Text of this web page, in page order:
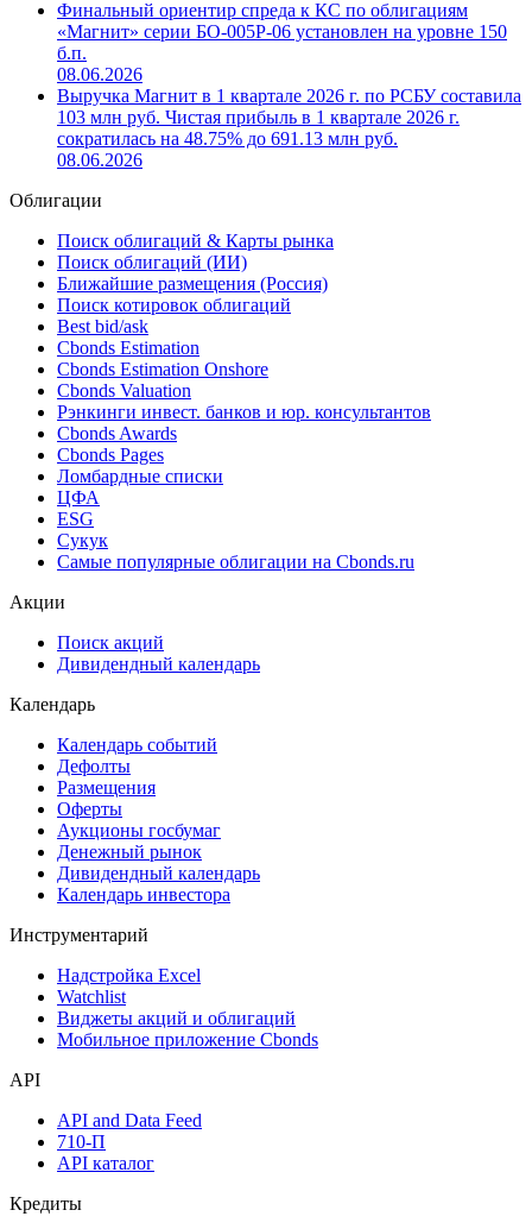
Финальный ориентир спреда к КС по облигациям
«Магнит» серии БО-005Р-06 установлен на уровне 150
б.п.
08.06.2026
Выручка Магнит в 1 квартале 2026 г. по РСБУ составила
103 млн руб. Чистая прибыль в 1 квартале 2026 г.
сократилась на 48.75% до 691.13 млн руб.
08.06.2026
Облигации
Поиск облигаций & Карты рынка
Поиск облигаций (ИИ)
Ближайшие размещения (Россия)
Поиск котировок облигаций
Best bid/ask
Cbonds Estimation
Cbonds Estimation Onshore
Cbonds Valuation
Рэнкинги инвест. банков и юр. консультантов
Cbonds Awards
Cbonds Pages
Ломбардные списки
ЦФА
ESG
Сукук
Самые популярные облигации на Cbonds.ru
Акции
Поиск акций
Дивидендный календарь
Календарь
Календарь событий
Дефолты
Размещения
Оферты
Аукционы госбумаг
Денежный рынок
Дивидендный календарь
Календарь инвестора
Инструментарий
Надстройка Excel
Watchlist
Виджеты акций и облигаций
Мобильное приложение Cbonds
API
API and Data Feed
710-П
API каталог
Кредиты